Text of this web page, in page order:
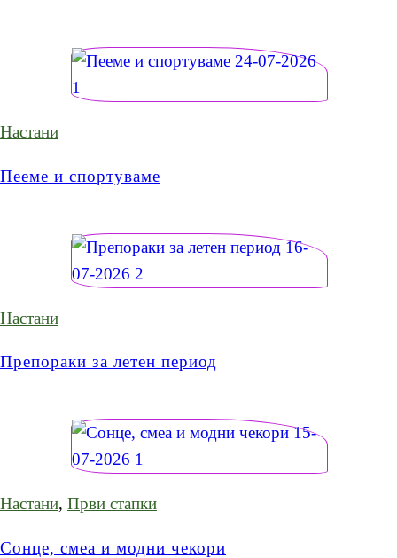
Настани
Пееме и спортуваме
Настани
Препораки за летен период
Настани, Први стапки
Сонце, смеа и модни чекори